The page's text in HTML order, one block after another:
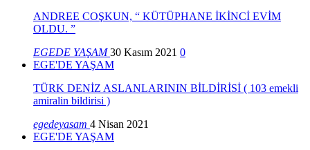
ANDREE COŞKUN, “ KÜTÜPHANE İKİNCİ EVİM
OLDU. ”
EGEDE YAŞAM30 Kasım 2021 0
EGE'DE YAŞAM
TÜRK DENİZ ASLANLARININ BİLDİRİSİ ( 103 emekli
amiralin bildirisi )
egedeyasam 4 Nisan 2021
EGE'DE YAŞAM